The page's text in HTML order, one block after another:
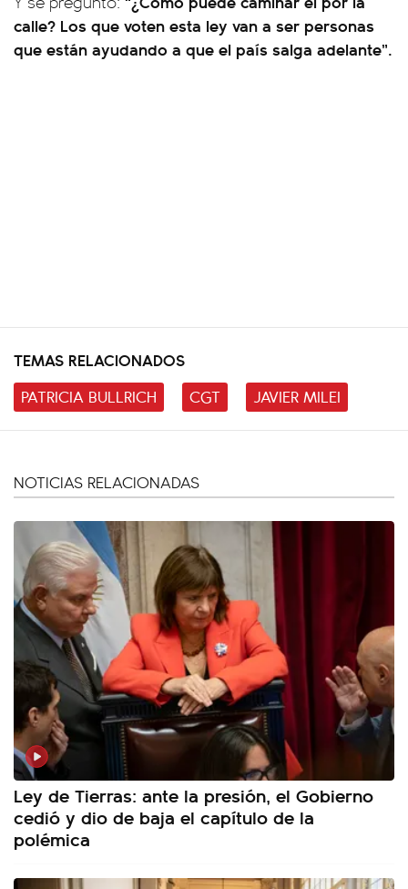
calle? Los que voten esta ley van a ser personas
que están ayudando a que el país salga adelante”.
TEMAS RELACIONADOS
PATRICIA BULLRICH
CGT JAVIER MILEI
NOTICIAS RELACIONADAS
Ley de Tierras: ante la presión, el Gobierno
cedió y dio de baja el capítulo de la
polémica